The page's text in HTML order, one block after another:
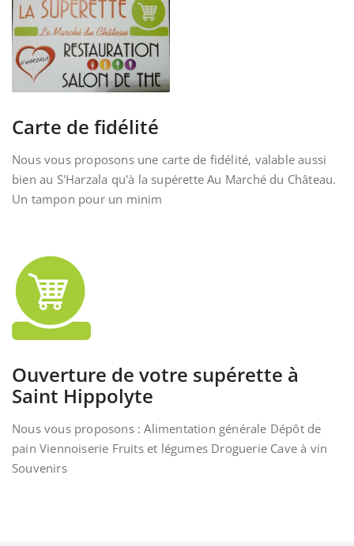
Carte de fidélité
Nous vous proposons une carte de fidélité, valable aussi
bien au S'Harzala qu'à la supérette Au Marché du Château.
Un tampon pour un minim
Ouverture de votre supérette à
Saint Hippolyte
Nous vous proposons : Alimentation générale Dépôt de
pain Viennoiserie Fruits et légumes Droguerie Cave à vin
Souvenirs